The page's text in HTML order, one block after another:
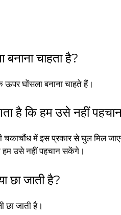
चाहता है?
घोंसला बनाना चाहते हैं।
है कि हम उसे नहीं
में इस प्रकार से घुल मिल
हम उसे नहीं पहचान सकेंगे।
छा जाती है?
छा जाती है।